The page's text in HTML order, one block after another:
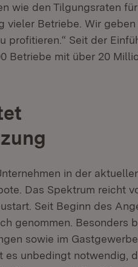
wie den Tilgungsraten für
vieler Betriebe. Wir geben
profitieren.“ Seit der
Betriebe mit über 20
in der
Das Spektrum reicht
Seit Beginn des
genommen. Besonders
sowie im Gastgewerbe
es unbedingt notwendig,